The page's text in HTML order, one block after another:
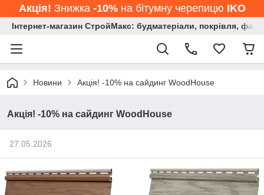
Акція! Знижка -10%на бітумну черепицю IKO
Інтернет-магазин СтройМакс: будматеріали, покрівля,
Новини Акція! -10% на сайдинг WoodHouse
Акція! -10% на сайдинг WoodHouse
27.05.2026